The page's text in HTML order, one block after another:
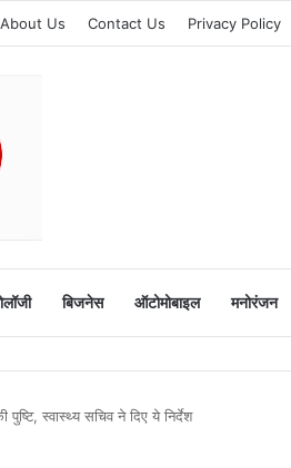
About Us Contact Us Privacy Policy
बिजनेस ऑटोमोबाइल मनोरंजन
स्वास्थ्य सचिव ने दिए ये निर्देश